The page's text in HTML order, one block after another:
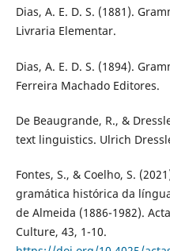
Dias, A. E. D. S. (1881).
Livraria Elementar.
Dias, A. E. D. S. (1894).
Ferreira Machado Editores.
De Beaugrande, R., &
text linguistics. Ulrich
Fontes, S., & Coelho, S.
gramática histórica da
de Almeida (1886-1982).
Culture, 43, 1-10.